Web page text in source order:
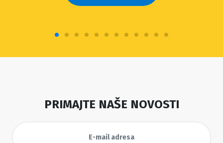
PRIMAJTE NAŠE NOVOSTI